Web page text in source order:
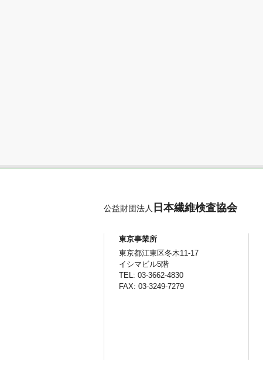
公益財団法人 日本繊維検査協会
東京事業所
東京都江東区冬木11-17
イシマビル5階
TEL: 03-3662-4830
FAX: 03-3249-7279